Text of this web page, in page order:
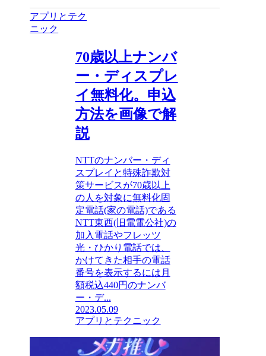
アプリとテク
ニック
70歳以上ナンバ
ー・ディスプレ
イ無料化。申込
方法を画像で解
説
NTTのナンバー・ディ
スプレイと特殊詐欺対
策サービスが70歳以上
の人を対象に無料化固
定電話(家の電話)である
NTT東西(旧電電公社)の
加入電話やフレッツ
光・ひかり電話では、
かけてきた相手の電話
番号を表示するには月
額税込440円のナンバ
ー・デ...
2023.05.09
アプリとテクニック